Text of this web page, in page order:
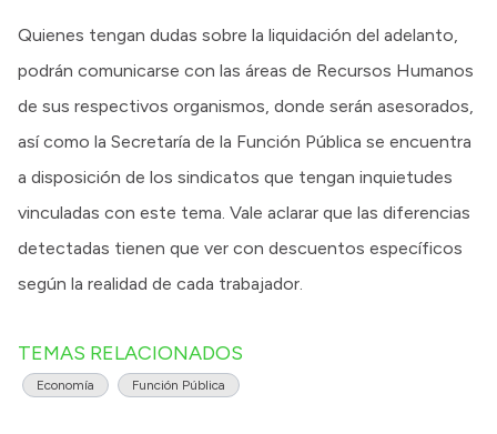
Quienes tengan dudas sobre la liquidación del adelanto,
podrán comunicarse con las áreas de Recursos Humanos
de sus respectivos organismos, donde serán asesorados,
así como la Secretaría de la Función Pública se encuentra
a disposición de los sindicatos que tengan inquietudes
vinculadas con este tema. Vale aclarar que las diferencias
detectadas tienen que ver con descuentos específicos
según la realidad de cada trabajador.
TEMAS RELACIONADOS
Economía Función Pública